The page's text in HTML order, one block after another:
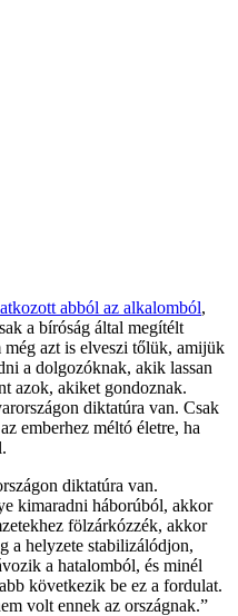
abból az alkalomból,
a bíróság által megítélt
azt is elveszi tőlük, amijük
a dolgozóknak, akik lassan
azok, akiket gondoznak.
diktatúra van. Csak
emberhez méltó életre, ha
diktatúra van.
kimaradni háborúból, akkor
fölzárkózzék, akkor
a helyzete stabilizálódjon,
a hatalomból, és minél
következik be ez a fordulat.
volt ennek az országnak.”